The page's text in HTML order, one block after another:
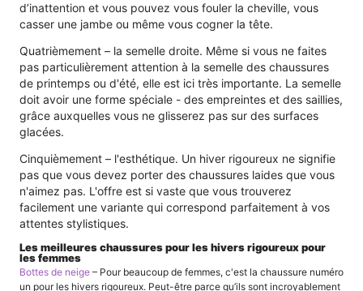
d’inattention et vous pouvez vous fouler la cheville, vous
casser une jambe ou même vous cogner la tête.
Quatrièmement – ​​la semelle droite. Même si vous ne faites
pas particulièrement attention à la semelle des chaussures
de printemps ou d'été, elle est ici très importante. La semelle
doit avoir une forme spéciale - des empreintes et des saillies,
grâce auxquelles vous ne glisserez pas sur des surfaces
glacées.
Cinquièmement – ​​l'esthétique. Un hiver rigoureux ne signifie
pas que vous devez porter des chaussures laides que vous
n'aimez pas. L'offre est si vaste que vous trouverez
facilement une variante qui correspond parfaitement à vos
attentes stylistiques.
Les meilleures chaussures pour les hivers rigoureux pour
les femmes
Bottes de neige – Pour beaucoup de femmes, c'est la chaussure numéro
un pour les hivers rigoureux. Peut-être parce qu’ils sont incroyablement